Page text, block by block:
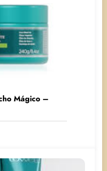
Mágico –